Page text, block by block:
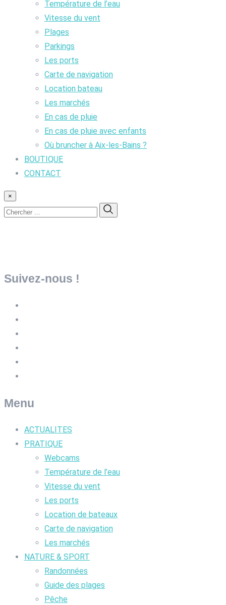
Température de l’eau
Vitesse du vent
Plages
Parkings
Les ports
Carte de navigation
Location bateau
Les marchés
En cas de pluie
En cas de pluie avec enfants
Où bruncher à Aix-les-Bains ?
BOUTIQUE
CONTACT
×
Suivez-nous !
Menu
ACTUALITES
PRATIQUE
Webcams
Température de l’eau
Vitesse du vent
Les ports
Location de bateaux
Carte de navigation
Les marchés
NATURE & SPORT
Randonnées
Guide des plages
Pêche